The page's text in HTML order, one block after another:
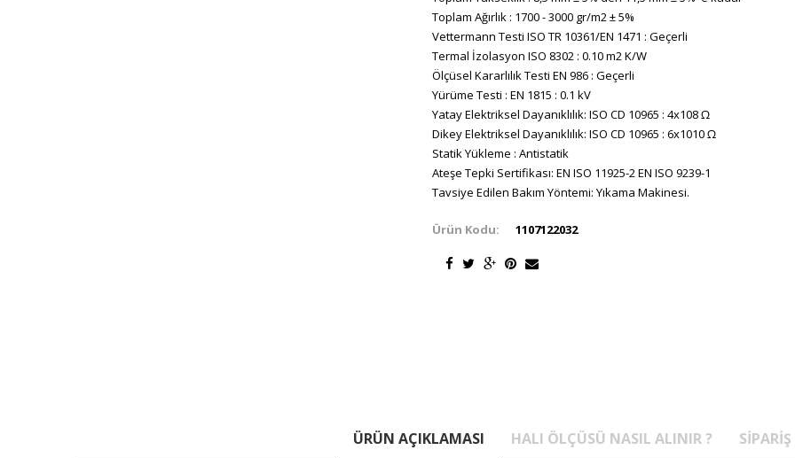
Toplam Ağırlık : 1700 - 3000 gr/m2 ± 5%
Vettermann Testi ISO TR 10361/EN 1471 : Geçerli
Termal İzolasyon ISO 8302 : 0.10 m2 K/W
Ölçüsel Kararlılık Testi EN 986 : Geçerli
Yürüme Testi : EN 1815 : 0.1 kV
Yatay Elektriksel Dayanıklılık: ISO CD 10965 : 4x108 Ω
Dikey Elektriksel Dayanıklılık: ISO CD 10965 : 6x1010 Ω
Statik Yükleme : Antistatik
Ateşe Tepki Sertifikası: EN ISO 11925-2 EN ISO 9239-1
Tavsiye Edilen Bakım Yöntemi: Yıkama Makinesi.
Ürün Kodu: 1107122032
ÜRÜN AÇIKLAMASI HALI ÖLÇÜSÜ NASIL ALINIR ? SIPARIŞ